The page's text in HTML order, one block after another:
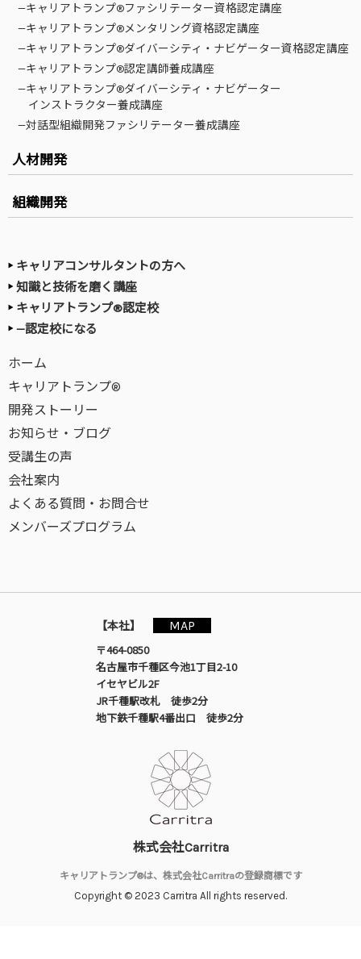
—キャリアトランプ®ファシリテーター資格認定講座
—キャリアトランプ®メンタリング資格認定講座
—キャリアトランプ®ダイバーシティ・ナビゲーター資格認定講座
—キャリアトランプ®認定講師養成講座
—キャリアトランプ®ダイバーシティ・ナビゲーター
インストラクター養成講座
—対話型組織開発ファシリテーター養成講座
人材開発
組織開発
キャリアコンサルタントの方へ
知識と技術を磨く講座
キャリアトランプ®認定校
—認定校になる
ホーム
キャリアトランプ®
開発ストーリー
お知らせ・ブログ
受講生の声
会社案内
よくある質問・お問合せ
メンバーズプログラム
【本社】
MAP
〒464-0850
名古屋市千種区今池1丁目2-10
イセヤビル2F
JR千種駅改札 徒歩2分
地下鉄千種駅4番出口 徒歩2分
株式会社Carritra
キャリアトランプ®は、株式会社Carritraの登録商標です
Copyright © 2023 Carritra All rights reserved.